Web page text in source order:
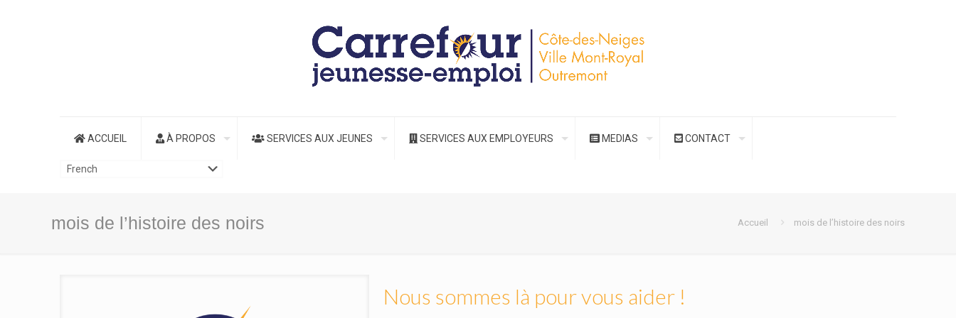
ACCUEIL À PROPOS SERVICES AUX JEUNES SERVICES AUX EMPLOYEURS MEDIAS CONTACT
mois de l’histoire des noirs Accueil mois de l’histoire des noirs
Nous sommes là pour vous aider !